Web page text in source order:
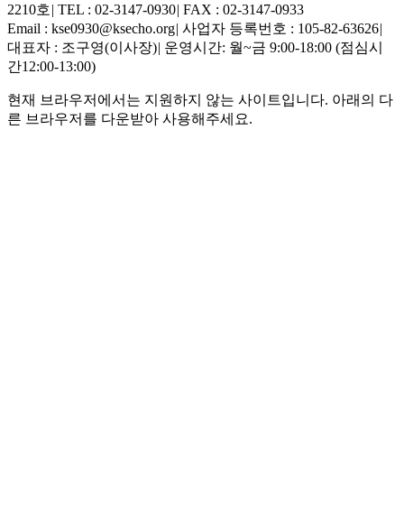
2210호 | TEL : 02-3147-0930| FAX : 02-3147-0933
Email : kse0930@ksecho.org| 사업자 등록번호 : 105-82-63626|
대표자 : 조구영(이사장)| 운영시간: 월~금 9:00-18:00 (점심시
간12:00-13:00)
현재 브라우저에서는 지원하지 않는 사이트입니다. 아래의 다
른 브라우저를 다운받아 사용해주세요.